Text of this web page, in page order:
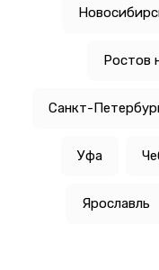
Ростов
Санкт-
Уфа
Ярославль